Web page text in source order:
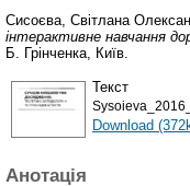
Сисоєва, Світлана
інтерактивне навчання
Б. Грінченка, Київ.
Текст
Download
Анотація